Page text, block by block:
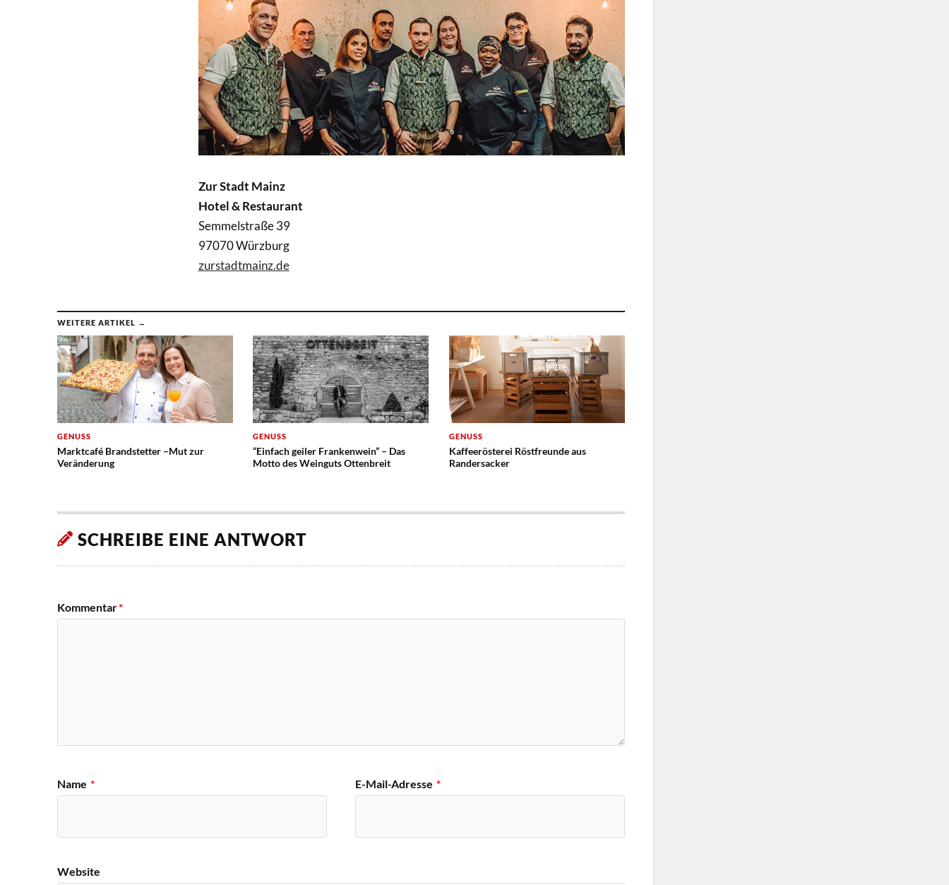
Zur Stadt Mainz
Hotel & Restaurant
Semmelstraße 39
97070 Würzburg
zurstadtmainz.de
WEITERE ARTIKEL →
GENUSS
Marktcafé Brandstetter –Mut zur
Veränderung
GENUSS
“Einfach geiler Frankenwein” – Das
Motto des Weinguts Ottenbreit
GENUSS
Kaffeerösterei Röstfreunde aus
Randersacker
SCHREIBE EINE ANTWORT
Kommentar*
Name * E-Mail-Adresse *
Website